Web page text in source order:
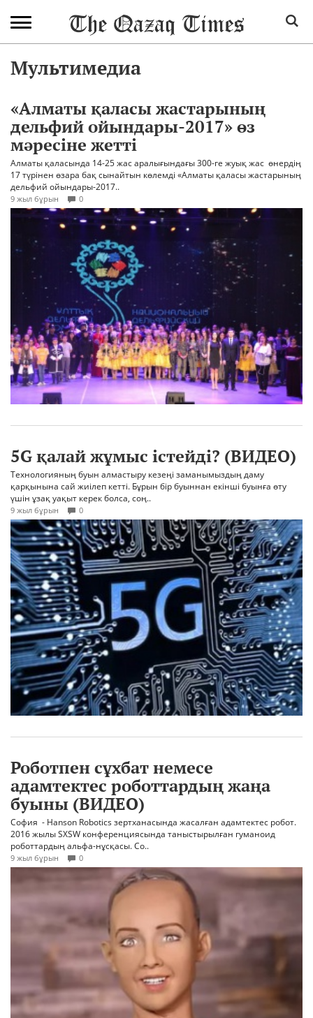
Мультимедиа
«Алматы қаласы жастарының
дельфий ойындары-2017» өз
мәресіне жетті
Алматы қаласында 14-25 жас аралығындағы 300-ге жуық жас өнердің
17 түрінен өзара бақ сынайтын көлемді «Алматы қаласы жастарының
дельфий ойындары-2017..
9 жыл бұрын 0
5G қалай жұмыс істейді? (ВИДЕО)
Технологияның буын алмастыру кезеңі заманымыздың даму
қарқынына сай жиілеп кетті. Бұрын бір буыннан екінші буынға өту
үшін ұзақ уақыт керек болса, соң..
9 жыл бұрын 0
Роботпен сұхбат немесе
адамтектес роботтардың жаңа
буыны (ВИДЕО)
София - Hanson Robotics зертханасында жасалған адамтектес робот.
2016 жылы SXSW конференциясында таныстырылған гуманоид
роботтардың альфа-нұсқасы. Со..
9 жыл бұрын 0